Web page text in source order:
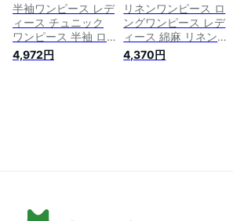
半袖ワンピース レデ
ィース チュニック
ワンピース 半袖 ロ
ングワンピース レデ
ィース 半袖ワンピー
4,972円
リネンワンピース ロ
ングワンピース レデ
ィース 綿麻 リネン
ワンピース Aライン
ワンピース ミモレ丈
4,370円